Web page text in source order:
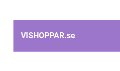
VISHOPPAR.se